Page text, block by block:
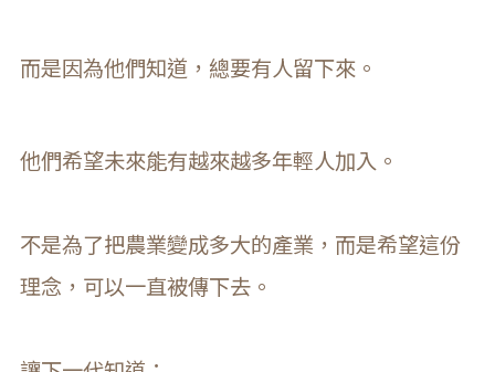
而是因為他們知道，總要有人留下來。
他們希望未來能有越來越多年輕人加入。
不是為了把農業變成多大的產業，而是希望這份
理念，可以一直被傳下去。